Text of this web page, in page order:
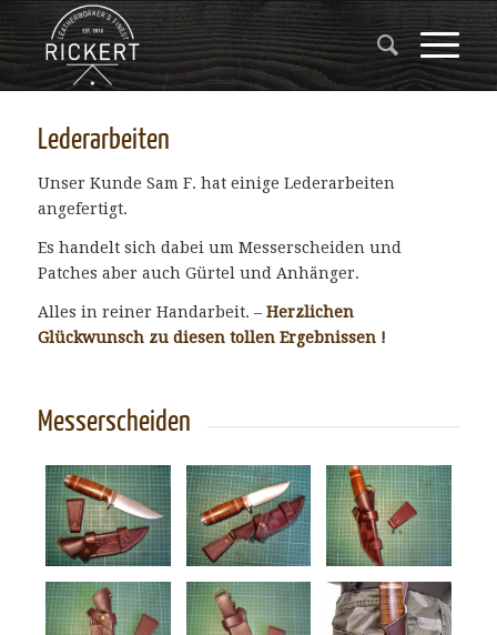
Lederarbeiten
Unser Kunde Sam F. hat einige Lederarbeiten
angefertigt.
Es handelt sich dabei um Messerscheiden und
Patches aber auch Gürtel und Anhänger.
Alles in reiner Handarbeit. – Herzlichen
Glückwunsch zu diesen tollen Ergebnissen !
Messerscheiden